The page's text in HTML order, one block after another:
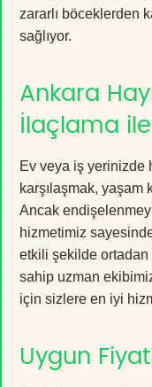
zararlı böceklerden
sağlıyor.
Ankara
İlaçlama
Ev veya iş yerinizde
karşılaşmak,
Ancak
hizmetimiz
etkili şekilde ortadan
sahip uzman
için sizlere en iyi
Uygun